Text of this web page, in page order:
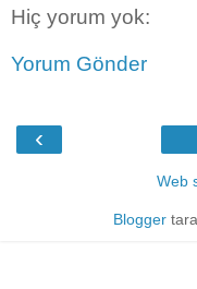
Hiç yorum yok:
Yorum Gönder
‹
Web
Blogger